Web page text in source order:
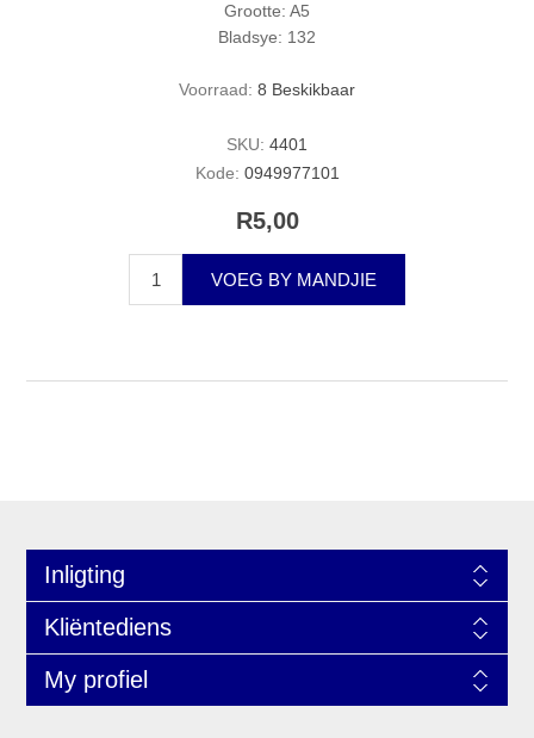
Grootte: A5
Bladsye: 132
Voorraad: 8 Beskikbaar
SKU: 4401
Kode: 0949977101
R5,00
VOEG BY MANDJIE
Inligting
Kliëntediens
My profiel